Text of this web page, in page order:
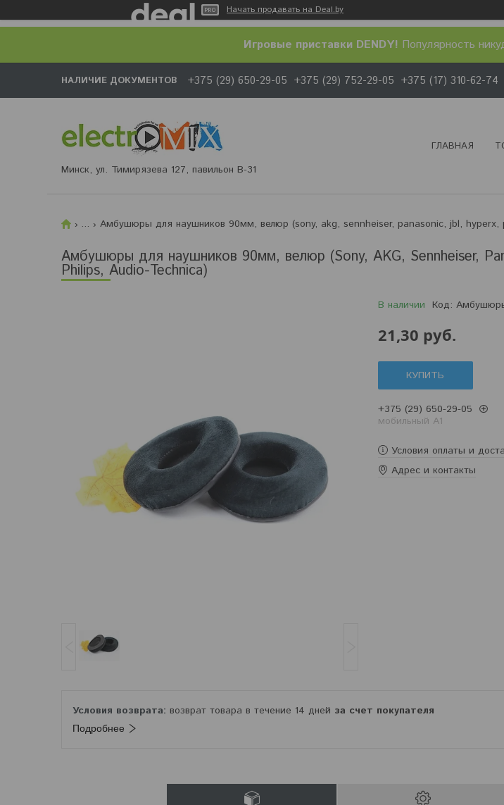
Начать продавать на Deal.by
Игровые приставки DENDY! Популярность
НАЛИЧИЕ ДОКУМЕНТОВ +375 (29) 650-29-05 +375 (29) 752-29-05 +375 (17) 310-62-74
Минск, ул. Тимирязева 127, павильон В-31
ГЛАВНАЯ
... Амбушюры для наушников 90мм, велюр (sony, akg, sennheiser, panasonic, jbl, hyperx,
Амбушюры для наушников 90мм, велюр (Sony, AKG, Sennheiser,
Philips, Audio-Technica)
В наличии Код:
21,30 руб.
КУПИТЬ
+375 (29) 650-29-05
мобильный A1
Условия оплаты и
Адрес и контакты
возврат товара в течение 14 дней за счет покупателя
Подробнее